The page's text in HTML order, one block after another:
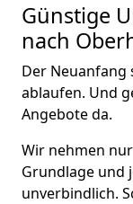
Günstige
nach
Der
ablaufen. Und
Angebote da.
Wir nehmen
Grundlage und
unverbindlich.